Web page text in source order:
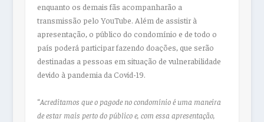
enquanto os demais fãs acompanharão a
transmissão pelo YouTube. Além de assistir à
apresentação, o público do condomínio e de todo o
país poderá participar fazendo doações, que serão
destinadas a pessoas em situação de vulnerabilidade
devido à pandemia da Covid-19.
“Acreditamos que o pagode no condomínio é uma maneira
de estar mais perto do público e, com essa apresentação,